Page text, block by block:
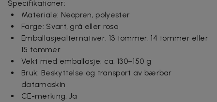
Specifikationer:
Materiale: Neopren, polyester
Farge: Svart, grå eller rosa
Emballasjealternativer: 13 tommer, 14 tommer eller
15 tommer
Vekt med emballasje: ca. 130–150 g
Bruk: Beskyttelse og transport av bærbar
datamaskin
CE-merking: Ja